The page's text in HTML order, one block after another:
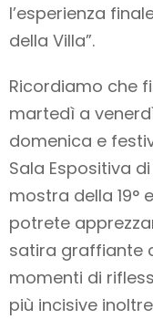
l’esperienza
della Villa”.
Ricordiamo che
martedì a
domenica e
Sala Espositiva
mostra della 19°
potrete
satira graffiante
momenti di
più incisive